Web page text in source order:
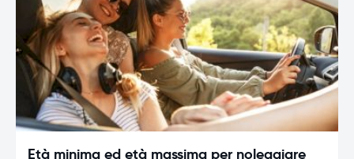
Età minima ed età massima per noleggiare